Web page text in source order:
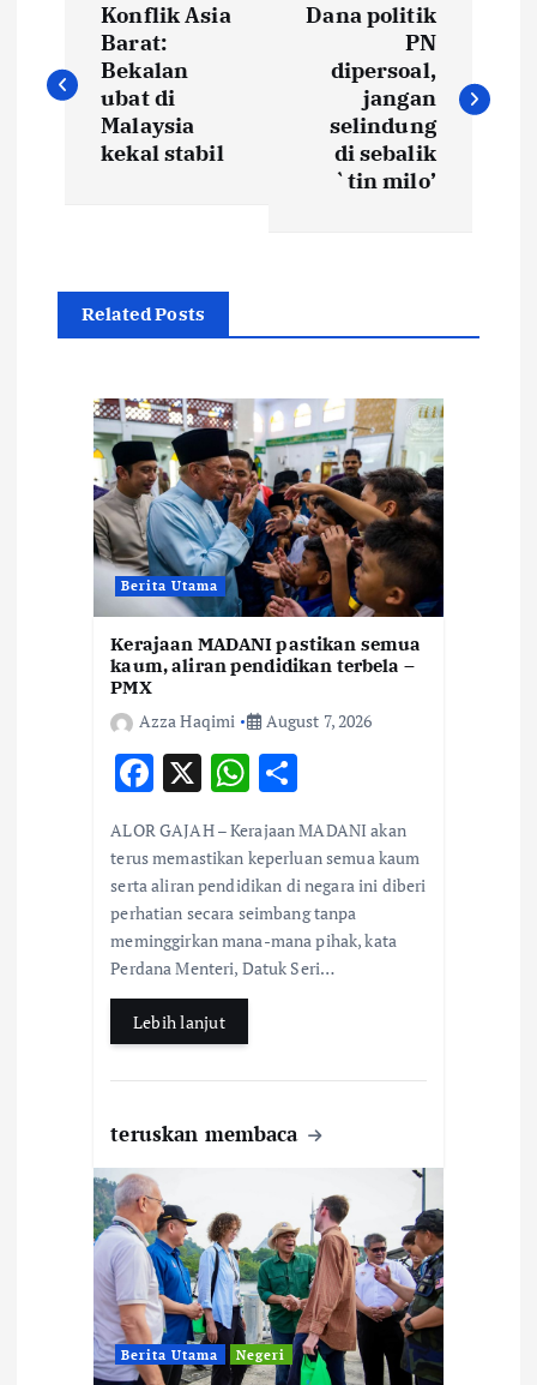
o
s
a
v
Konflik Asia
Barat:
Bekalan
ubat di
Malaysia
kekal stabil
Dana politik
PN
dipersoal,
jangan
selindung
di sebalik
`tin milo’
Related Posts
Berita Utama
Kerajaan MADANI pastikan semua
kaum, aliran pendidikan terbela –
PMX
Azza Haqimi
August 7, 2026
F
ac
e
b
o
o
k
X W
h
at
s
A
p
h
ar
e
ALOR GAJAH – Kerajaan MADANI akan
terus memastikan keperluan semua kaum
serta aliran pendidikan di negara ini diberi
perhatian secara seimbang tanpa
meminggirkan mana-mana pihak, kata
Perdana Menteri, Datuk Seri…
Lebih lanjut
teruskan membaca
Berita Utama Negeri